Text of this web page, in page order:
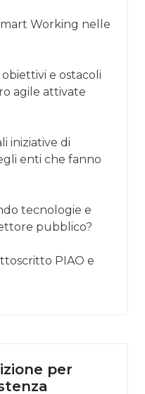
Working nelle
e ostacoli
agile attivate
iniziative di
enti che fanno
tecnologie e
pubblico?
PIAO e
per